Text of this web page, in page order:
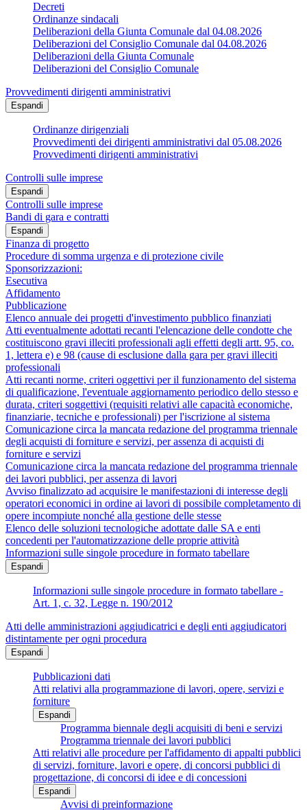
Decreti
Ordinanze sindacali
Deliberazioni della Giunta Comunale dal 04.08.2026
Deliberazioni del Consiglio Comunale dal 04.08.2026
Deliberazioni della Giunta Comunale
Deliberazioni del Consiglio Comunale
Provvedimenti dirigenti amministrativi
Espandi
Ordinanze dirigenziali
Provvedimenti dei dirigenti amministrativi dal 05.08.2026
Provvedimenti dirigenti amministrativi
Controlli sulle imprese
Espandi
Controlli sulle imprese
Bandi di gara e contratti
Espandi
Finanza di progetto
Procedure di somma urgenza e di protezione civile
Sponsorizzazioni:
Esecutiva
Affidamento
Pubblicazione
Elenco annuale dei progetti d'investimento pubblico finanziati
Atti eventualmente adottati recanti l'elencazione delle condotte che
costituiscono gravi illeciti professionali agli effetti degli artt. 95, co.
1, lettera e) e 98 (cause di esclusione dalla gara per gravi illeciti
professionali
Atti recanti norme, criteri oggettivi per il funzionamento del sistema
di qualificazione, l'eventuale aggiornamento periodico dello stesso e
durata, criteri soggettivi (requisiti relativi alle capacità economiche,
finanziarie, tecniche e professionali) per l'iscrizione al sistema
Comunicazione circa la mancata redazione del programma triennale
degli acquisti di forniture e servizi, per assenza di acquisti di
forniture e servizi
Comunicazione circa la mancata redazione del programma triennale
dei lavori pubblici, per assenza di lavori
Avviso finalizzato ad acquisire le manifestazioni di interesse degli
operatori economici in ordine ai lavori di possibile completamento di
opere incompiute nonché alla gestione delle stesse
Elenco delle soluzioni tecnologiche adottate dalle SA e enti
concedenti per l'automatizzazione delle proprie attività
Informazioni sulle singole procedure in formato tabellare
Espandi
Informazioni sulle singole procedure in formato tabellare -
Art. 1, c. 32, Legge n. 190/2012
Atti delle amministrazioni aggiudicatrici e degli enti aggiudicatori
distintamente per ogni procedura
Espandi
Pubblicazioni dati
Atti relativi alla programmazione di lavori, opere, servizi e
forniture
Espandi
Programma biennale degli acquisiti di beni e servizi
Programma triennale dei lavori pubblici
Atti relativi alle procedure per l'affidamento di appalti pubblici
di servizi, forniture, lavori e opere, di concorsi pubblici di
progettazione, di concorsi di idee e di concessioni
Espandi
Avvisi di preinformazione